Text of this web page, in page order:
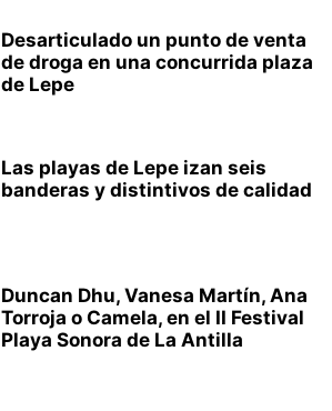
Desarticulado un punto de venta
de droga en una concurrida plaza
de Lepe
Las playas de Lepe izan seis
banderas y distintivos de calidad
Duncan Dhu, Vanesa Martín, Ana
Torroja o Camela, en el II Festival
Playa Sonora de La Antilla